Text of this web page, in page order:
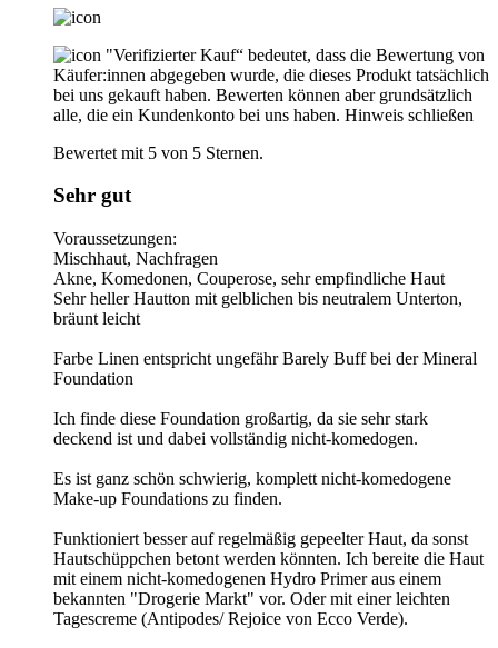
"Verifizierter Kauf“ bedeutet, dass die Bewertung von
Käufer:innen abgegeben wurde, die dieses Produkt tatsächlich
bei uns gekauft haben. Bewerten können aber grundsätzlich
alle, die ein Kundenkonto bei uns haben. Hinweis schließen
Bewertet mit 5 von 5 Sternen.
Sehr gut
Voraussetzungen:
Mischhaut, Nachfragen
Akne, Komedonen, Couperose, sehr empfindliche Haut
Sehr heller Hautton mit gelblichen bis neutralem Unterton,
bräunt leicht
Farbe Linen entspricht ungefähr Barely Buff bei der Mineral
Foundation
Ich finde diese Foundation großartig, da sie sehr stark
deckend ist und dabei vollständig nicht-komedogen.
Es ist ganz schön schwierig, komplett nicht-komedogene
Make-up Foundations zu finden.
Funktioniert besser auf regelmäßig gepeelter Haut, da sonst
Hautschüppchen betont werden könnten. Ich bereite die Haut
mit einem nicht-komedogenen Hydro Primer aus einem
bekannten "Drogerie Markt" vor. Oder mit einer leichten
Tagescreme (Antipodes/ Rejoice von Ecco Verde).